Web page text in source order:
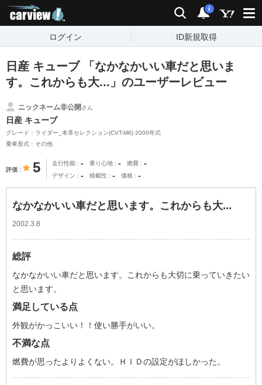
検索 通知
i
ログイン ID新規取得
日産 キューブ 「なかなかいい車だと思いま
す。これからも大...」のユーザーレビュー
ニックネーム非公開さん
日産 キューブ
グレード：ライダー_本革セレクション(CVT-M6) 2000年式
乗車形式：その他
評価 5 走行性能 - 乗り心地 - 燃費 -
デザイン - 積載性 - 価格 -
なかなかいい車だと思います。これからも大...
2002.3.8
総評
なかなかいい車だと思います。これからも大切に乗っていきたい
と思います。
満足している点
外観がかっこいい！！使い勝手がいい。
不満な点
燃費が思ったよりよくない。ＨＩＤの設定がほしかった。